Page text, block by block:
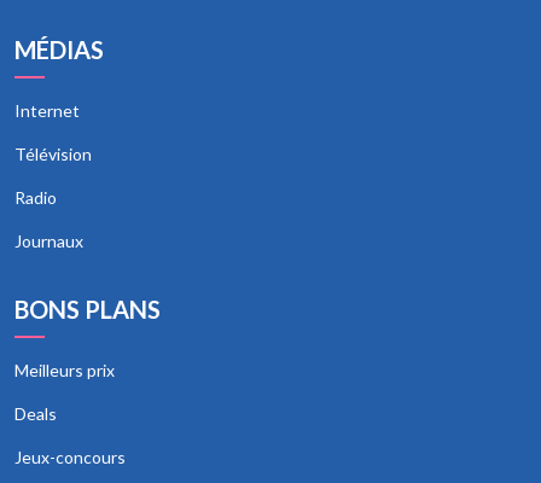
MÉDIAS
Internet
Télévision
Radio
Journaux
BONS PLANS
Meilleurs prix
Deals
Jeux-concours